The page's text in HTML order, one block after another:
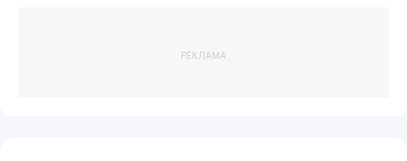
РЕКЛАМА